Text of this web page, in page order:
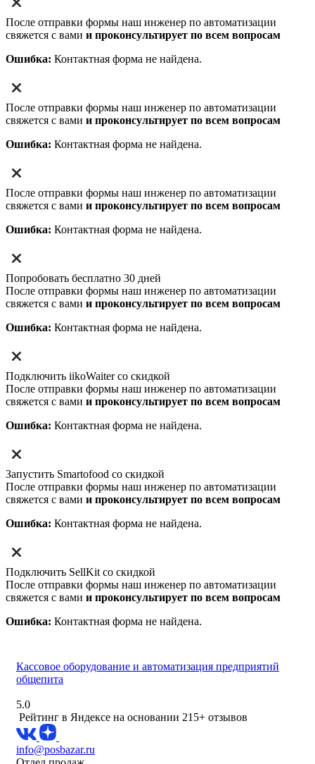
После отправки формы наш инженер по автоматизации
свяжется с вами и проконсультирует по всем вопросам
Ошибка: Контактная форма не найдена.
После отправки формы наш инженер по автоматизации
свяжется с вами и проконсультирует по всем вопросам
Ошибка: Контактная форма не найдена.
После отправки формы наш инженер по автоматизации
свяжется с вами и проконсультирует по всем вопросам
Ошибка: Контактная форма не найдена.
Попробовать бесплатно 30 дней
После отправки формы наш инженер по автоматизации
свяжется с вами и проконсультирует по всем вопросам
Ошибка: Контактная форма не найдена.
Подключить iikoWaiter со скидкой
После отправки формы наш инженер по автоматизации
свяжется с вами и проконсультирует по всем вопросам
Ошибка: Контактная форма не найдена.
Запустить Smartofood со скидкой
После отправки формы наш инженер по автоматизации
свяжется с вами и проконсультирует по всем вопросам
Ошибка: Контактная форма не найдена.
Подключить SellKit со скидкой
После отправки формы наш инженер по автоматизации
свяжется с вами и проконсультирует по всем вопросам
Ошибка: Контактная форма не найдена.
Кассовое оборудование и автоматизация предприятий
общепита
5.0
Рейтинг в Яндексе на основании 215+ отзывов
info@posbazar.ru